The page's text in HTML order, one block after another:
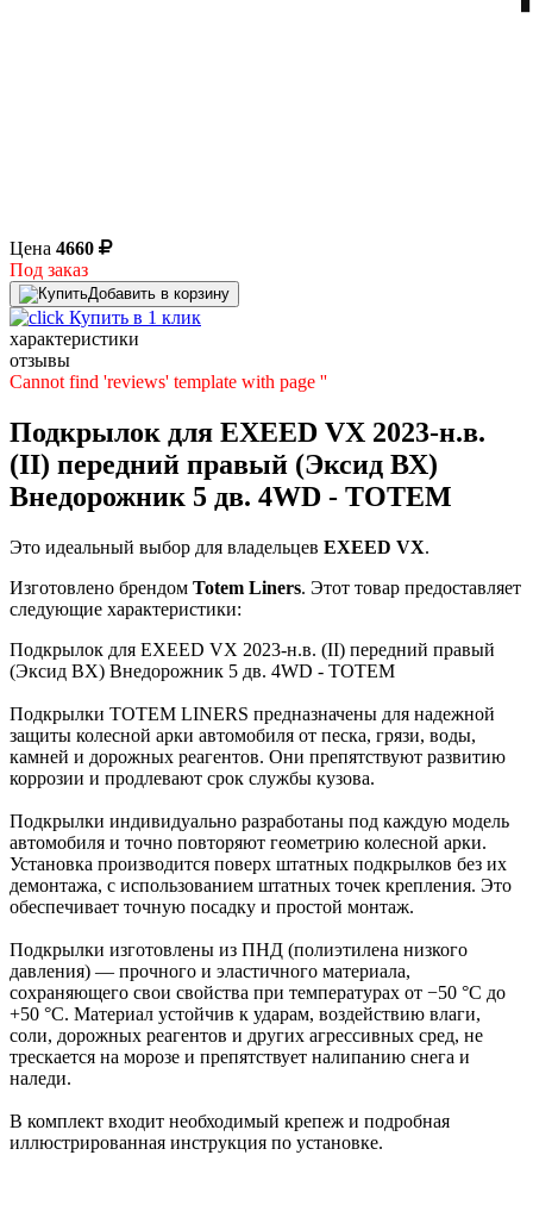
Цена 4660
Под заказ
Добавить в корзину
Купить в 1 клик
характеристики
отзывы
Cannot find 'reviews' template with page ''
Подкрылок для EXEED VX 2023-н.в.
(II) передний правый (Эксид ВХ)
Внедорожник 5 дв. 4WD - TOTEM
Это идеальный выбор для владельцев EXEED VX.
Изготовлено брендом Totem Liners. Этот товар предоставляет
следующие характеристики:
Подкрылок для EXEED VX 2023-н.в. (II) передний правый
(Эксид ВХ) Внедорожник 5 дв. 4WD - TOTEM
Подкрылки TOTEM LINERS предназначены для надежной
защиты колесной арки автомобиля от песка, грязи, воды,
камней и дорожных реагентов. Они препятствуют развитию
коррозии и продлевают срок службы кузова.
Подкрылки индивидуально разработаны под каждую модель
автомобиля и точно повторяют геометрию колесной арки.
Установка производится поверх штатных подкрылков без их
демонтажа, с использованием штатных точек крепления. Это
обеспечивает точную посадку и простой монтаж.
Подкрылки изготовлены из ПНД (полиэтилена низкого
давления) — прочного и эластичного материала,
сохраняющего свои свойства при температурах от −50 °C до
+50 °C. Материал устойчив к ударам, воздействию влаги,
соли, дорожных реагентов и других агрессивных сред, не
трескается на морозе и препятствует налипанию снега и
наледи.
В комплект входит необходимый крепеж и подробная
иллюстрированная инструкция по установке.